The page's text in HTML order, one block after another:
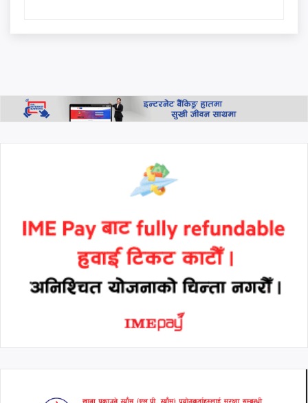
रणनीतिक कार्ड : 'निष्क्रिय बस्दैनौँ,
सेमिफाइनलमा, स्विट्जरल्यान्डमाथि